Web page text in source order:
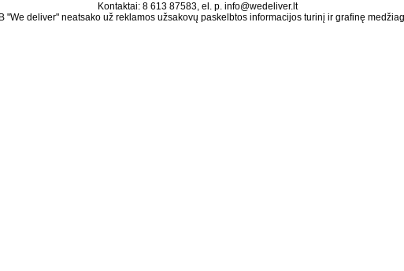
Kontaktai: 8 613 87583, el. p. info@wedeliver.lt
"We deliver" neatsako už reklamos užsakovų paskelbtos informacijos turinį ir grafinę